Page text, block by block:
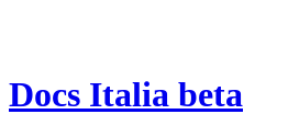
Docs Italia beta